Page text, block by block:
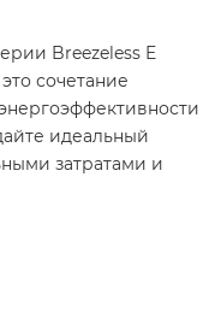
Breezeless E
сочетание
идеальный
затратами и